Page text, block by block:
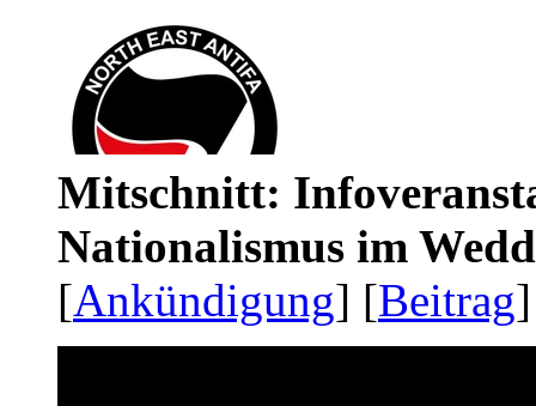
Mitschnitt:
Nationalismus im
[Ankündigung] [Beitrag